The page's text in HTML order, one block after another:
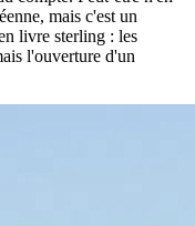
mais c'est un
livre sterling : les
l'ouverture d'un